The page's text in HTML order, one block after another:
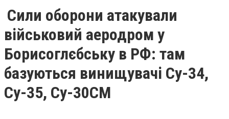
Сили оборони атакували
військовий аеродром у
Борисоглєбську в РФ: там
базуються винищувачі Су-34,
Су-35, Су-30СМ